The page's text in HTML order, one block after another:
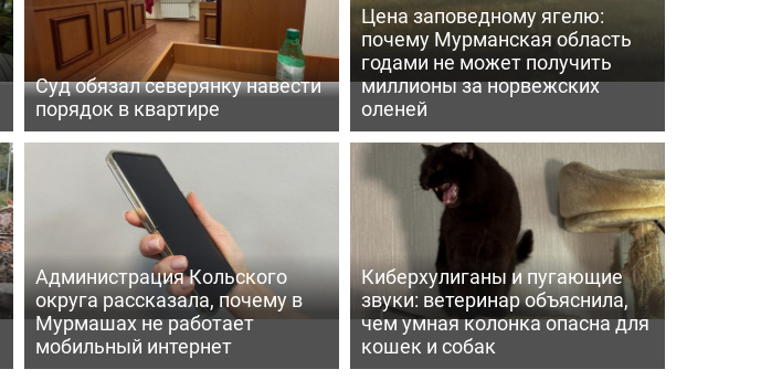
Суд обязал северянку навести
порядок в квартире
Цена заповедному ягелю:
почему Мурманская область
годами не может получить
миллионы за норвежских
оленей
Администрация Кольского
округа рассказала, почему в
Мурмашах не работает
мобильный интернет
Киберхулиганы и пугающие
звуки: ветеринар объяснила,
чем умная колонка опасна для
кошек и собак